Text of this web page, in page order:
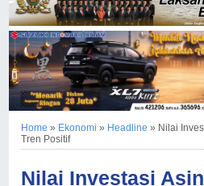
Home » Ekonomi » Headline » Nilai
Tren Positif
Nilai Investasi